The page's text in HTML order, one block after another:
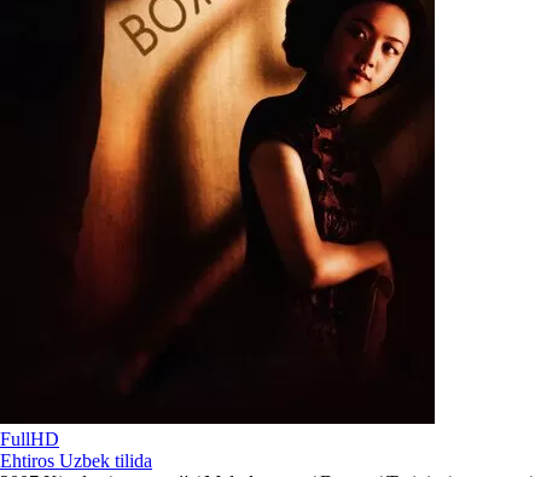
FullHD
Ehtiros Uzbek tilida